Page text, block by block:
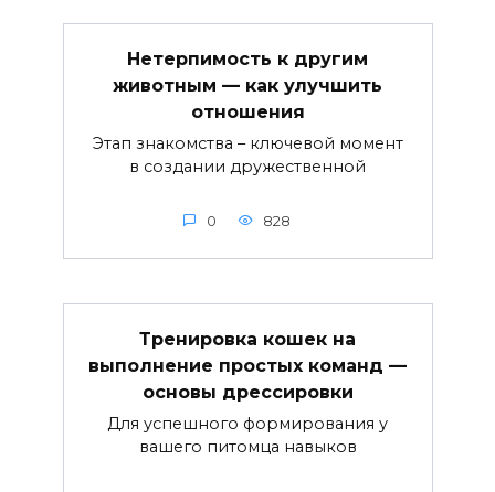
Нетерпимость к другим
животным — как улучшить
отношения
Этап знакомства – ключевой момент
в создании дружественной
0 828
Тренировка кошек на
выполнение простых команд —
основы дрессировки
Для успешного формирования у
вашего питомца навыков